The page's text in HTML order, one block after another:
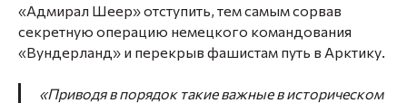
«Адмирал Шеер» отступить, тем самым сорвав
секретную операцию немецкого командования
«Вундерланд» и перекрыв фашистам путь в Арктику.
«Приводя в порядок такие важные в историческом